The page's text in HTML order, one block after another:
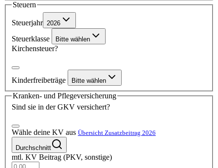
Steuern
Steuerjahr 2026
Steuerklasse Bitte wählen
Kirchensteuer?
Kinderfreibeträge Bitte wählen
Kranken- und Pflegeversicherung
Sind sie in der GKV versichert?
Wähle deine KV aus Übersicht Zusatzbeitrag 2026
Durchschnitt
mtl. KV Beitrag (PKV, sonstige)